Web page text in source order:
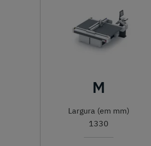
M
Largura (em mm)
1330